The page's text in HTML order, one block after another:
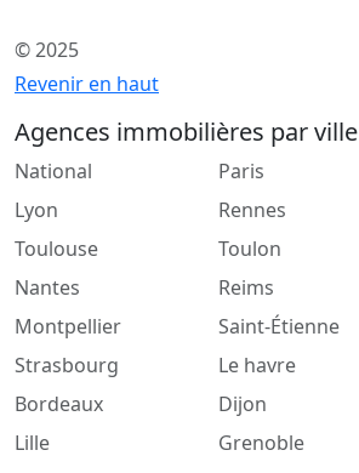
© 2025
Revenir en haut
Agences immobilières par ville
National
Lyon
Toulouse
Nantes
Montpellier
Strasbourg
Bordeaux
Lille
Paris
Rennes
Toulon
Reims
Saint-Étienne
Le havre
Dijon
Grenoble